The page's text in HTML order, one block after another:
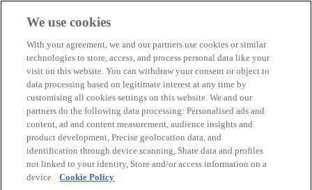
Biosphere Şirketlerini
Değerlendirmeyi nasıl yapıyoruz
Biz kimiz
TR
English
Español
Português
Français
Català
Deutsch
We use cookies
With your agreement, we and our partners use cookies or similar
technologies to store, access, and process personal data like your
visit on this website. You can withdraw your consent or object to
data processing based on legitimate interest at any time by
customising all cookies settings on this website. We and our
partners do the following data processing: Personalised ads and
content, ad and content measurement, audience insights and
product development, Precise geolocation data, and
identification through device scanning, Share data and profiles
not linked to your identity, Store and/or access information on a
device. Cookie Policy